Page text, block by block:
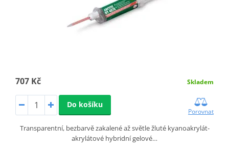
707 Kč Skladem
Do košíku
Porovnat
Transparentní, bezbarvě zakalené až světle žluté kyanoakrylát-
akrylátové hybridní gelové…